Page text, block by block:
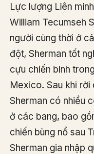
Lực lượng Liên
William Tecumseh
người cùng thời ở
đột, Sherman tốt
cựu chiến binh
Mexico. Sau khi rời
Sherman có nhiều
ở các bang, bao
chiến bùng nổ sau
Sherman gia nhập